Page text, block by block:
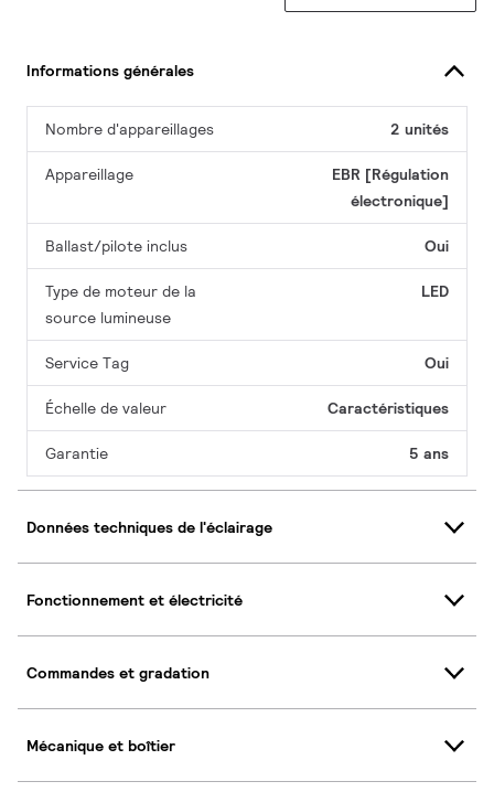
Informations générales
Nombre d'appareillages 2 unités
Appareillage
EBR [Régulation
électronique]
Ballast/pilote inclus Oui
Type de moteur de la
source lumineuse
LED
Service Tag Oui
Échelle de valeur Caractéristiques
Garantie 5 ans
Données techniques de l'éclairage
Fonctionnement et électricité
Commandes et gradation
Mécanique et boîtier